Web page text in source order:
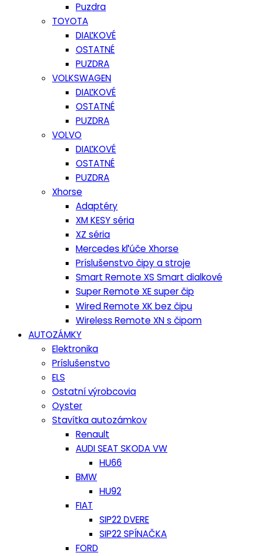
Puzdra
TOYOTA
DIAĽKOVÉ
OSTATNÉ
PUZDRA
VOLKSWAGEN
DIAĽKOVÉ
OSTATNÉ
PUZDRA
VOLVO
DIAĽKOVÉ
OSTATNÉ
PUZDRA
Xhorse
Adaptéry
XM KESY séria
XZ séria
Mercedes kľúče Xhorse
Príslušenstvo čipy a stroje
Smart Remote XS Smart dialkové
Super Remote XE super čip
Wired Remote XK bez čipu
Wireless Remote XN s čipom
AUTOZÁMKY
Elektronika
Príslušenstvo
ELS
Ostatní výrobcovia
Oyster
Stavítka autozámkov
Renault
AUDI SEAT SKODA VW
HU66
BMW
HU92
FIAT
SIP22 DVERE
SIP22 SPÍNAČKA
FORD